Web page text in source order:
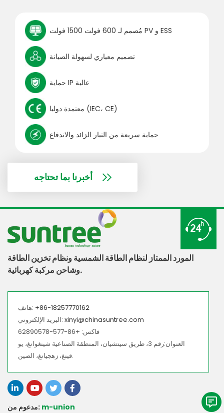
مُصمم لـ 600 فولت 1500 فولت PV و ESS
تصميم معياري لسهولة الصيانة
حماية IP عالية
معتمدة دوليا (IEC، CE)
حماية سريعة من التيار الزائد والاندفاع
أخبرنا بما تحتاجه
المورد الممتاز لنظام الطاقة الشمسية ونظام تخزين الطاقة
وشاحن مركبة كهربائية.
هاتف: +86-18257770162
البريد الإلكتروني: xinyi@chinasuntree.com
فاكس: +86-577-62890578
العنوان:رقم 3، طريق سيتشيان، المنطقة الصناعية شينغوانغ، يو
قينغ، زهجيانغ، الصين.
مدعوم من: m-union